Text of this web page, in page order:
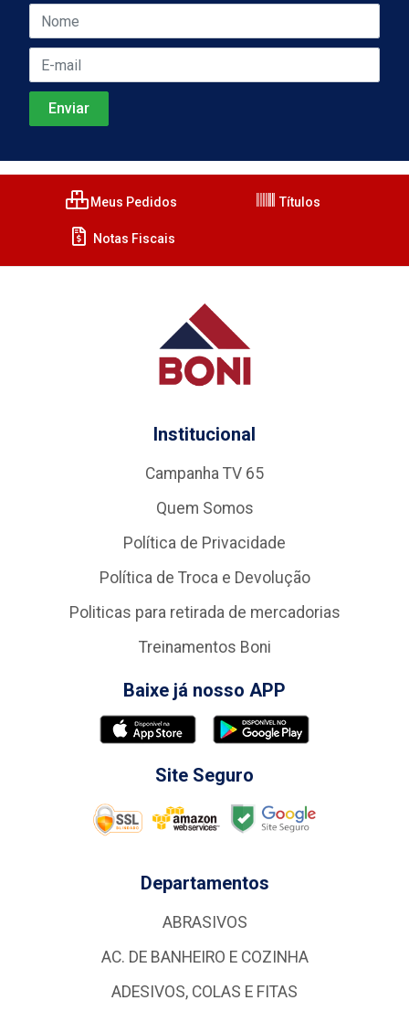
Meus Pedidos Títulos
Notas Fiscais
Institucional
Campanha TV 65
Quem Somos
Política de Privacidade
Política de Troca e Devolução
Politicas para retirada de mercadorias
Treinamentos Boni
Baixe já nosso APP
Site Seguro
Departamentos
ABRASIVOS
AC. DE BANHEIRO E COZINHA
ADESIVOS, COLAS E FITAS